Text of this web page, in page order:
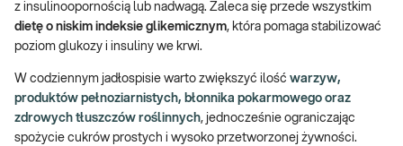
z insulinoopornością lub nadwagą. Zaleca się przede wszystkim
dietę o niskim indeksie glikemicznym, która pomaga stabilizować
poziom glukozy i insuliny we krwi.
W codziennym jadłospisie warto zwiększyć ilość warzyw,
produktów pełnoziarnistych, błonnika pokarmowego oraz
zdrowych tłuszczów roślinnych, jednocześnie ograniczając
spożycie cukrów prostych i wysoko przetworzonej żywności.